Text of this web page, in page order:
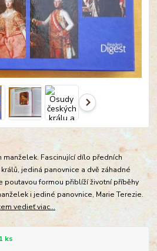
manželek. Fascinující dílo předních
jediná panovnice a dvě záhadné
poutavou formou přiblíží životní příběhy
i jediné panovnice, Marie Terezie.
vedieť viac...
ks